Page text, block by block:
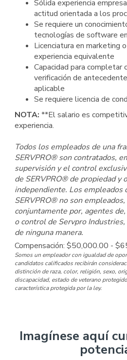
Sólida experiencia
actitud orientada a los
Se requiere un
tecnologías de software
Licenciatura en marketing
experiencia equivalente
Capacidad para completar
verificación de
aplicable
Se requiere licencia de
NOTA: **El salario es
experiencia.
Todos los empleados de una
SERVPRO® son contratados,
supervisión y el control
de SERVPRO® de propiedad y
independiente. Los empleados
SERVPRO® no son
conjuntamente por, agentes
o control de Servpro Industries,
de ninguna manera.
Compensación: $50,000.00 -
Somos un empleador con igualdad de
candidatos calificados recibirán
distinción de raza, color, religión, sexo,
discapacidad, estado de veterano
característica protegida por la ley.
Imagínese aquí